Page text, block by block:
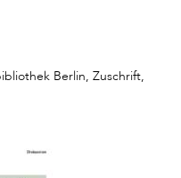
Berlin, Zuschrift,